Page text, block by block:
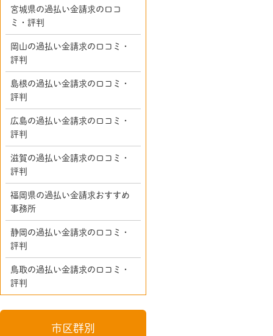
宮城県の過払い金請求の口コ
ミ・評判
岡山の過払い金請求の口コミ・
評判
島根の過払い金請求の口コミ・
評判
広島の過払い金請求の口コミ・
評判
滋賀の過払い金請求の口コミ・
評判
福岡県の過払い金請求おすすめ
事務所
静岡の過払い金請求の口コミ・
評判
鳥取の過払い金請求の口コミ・
評判
市区群別